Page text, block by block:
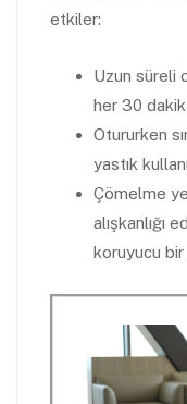
etkiler:
Uzun süreli
her 30
Otururken
yastık
Çömelme
alışkanlığı
koruyucu